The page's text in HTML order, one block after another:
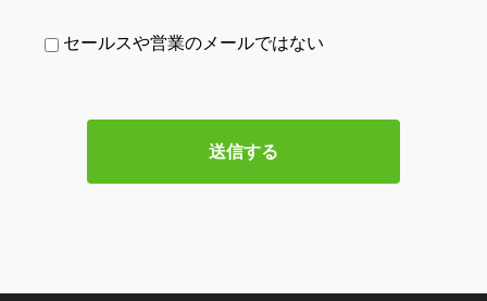
セールスや営業のメールではない